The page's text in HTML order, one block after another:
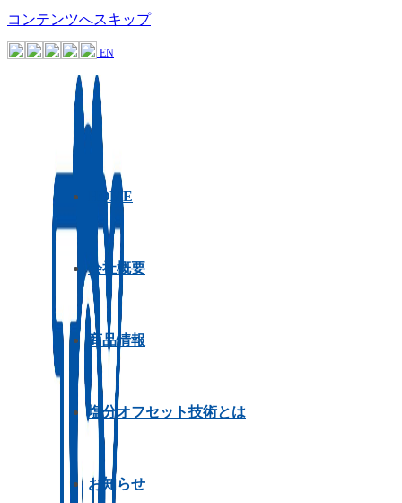
コンテンツへスキップ
EN
HOME
会社概要
商品情報
塩分オフセット技術とは
お知らせ